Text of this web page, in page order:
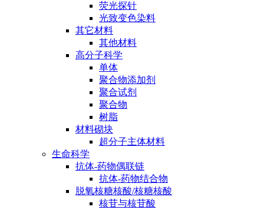
荧光探针
光致变色染料
其它材料
其他材料
高分子科学
单体
聚合物添加剂
聚合试剂
聚合物
树脂
材料砌块
超分子主体材料
生命科学
抗体-药物偶联链
抗体-药物结合物
脱氧核糖核酸/核糖核酸
核苷与核苷酸